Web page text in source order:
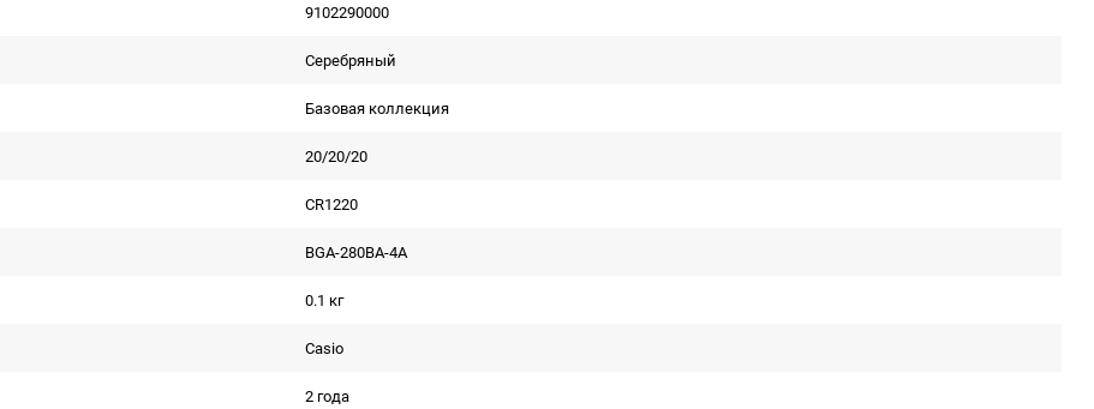
9102290000
Серебряный
Базовая коллекция
20/20/20
CR1220
BGA-280BA-4A
0.1 кг
Casio
2 года